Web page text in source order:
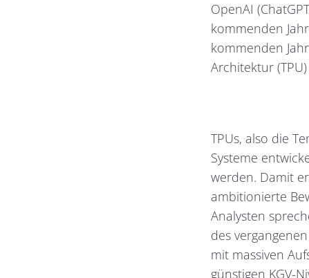
OpenAI
kommenden
kommenden
Architektur
TPUs, also die
Systeme
werden. Damit
ambitionierte
Analysten
des
mit massiven
günstigen KGV-